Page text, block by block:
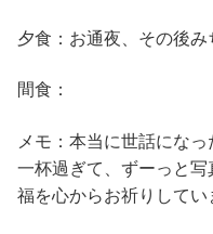
夕食：お通夜、その後み
間食：
メモ：本当に世話にな
一杯過ぎて、ずーっと
福を心からお祈りしてい